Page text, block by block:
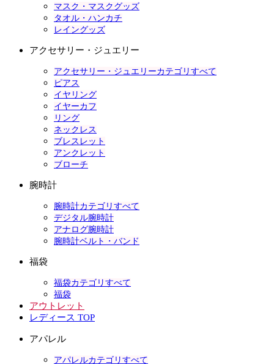
マスク・マスクグッズ
タオル・ハンカチ
レイングッズ
アクセサリー・ジュエリー
アクセサリー・ジュエリーカテゴリすべて
ピアス
イヤリング
イヤーカフ
リング
ネックレス
ブレスレット
アンクレット
ブローチ
腕時計
腕時計カテゴリすべて
デジタル腕時計
アナログ腕時計
腕時計ベルト・バンド
福袋
福袋カテゴリすべて
福袋
アウトレット
レディース TOP
アパレル
アパレルカテゴリすべて